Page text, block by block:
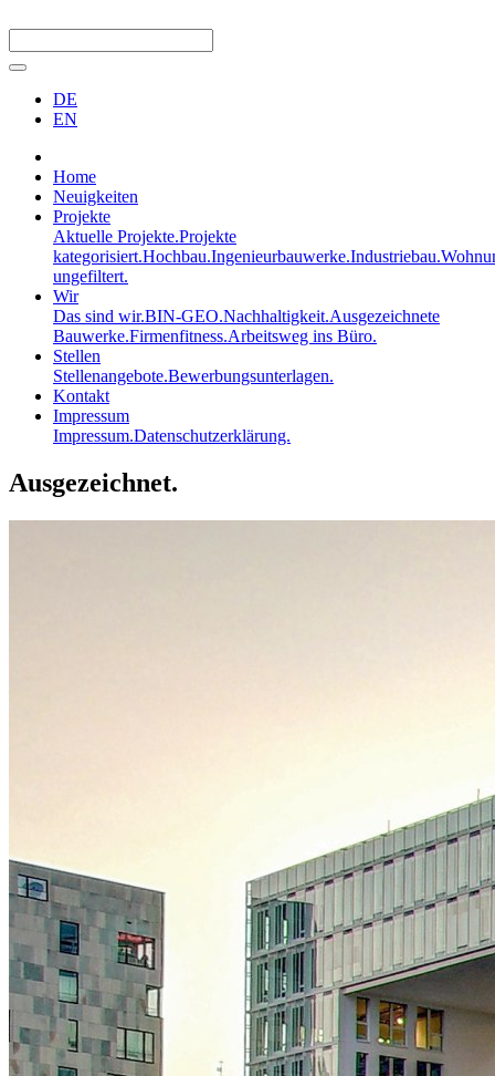
DE
EN
Home
Neuigkeiten
Projekte
Aktuelle Projekte.Projekte
kategorisiert.Hochbau.Ingenieurbauwerke.Industriebau.
ungefiltert.
Wir
Das sind wir.BIN-GEO.Nachhaltigkeit.Ausgezeichnete
Bauwerke.Firmenfitness.Arbeitsweg ins Büro.
Stellen
Stellenangebote.Bewerbungsunterlagen.
Kontakt
Impressum
Impressum.Datenschutzerklärung.
Ausgezeichnet.